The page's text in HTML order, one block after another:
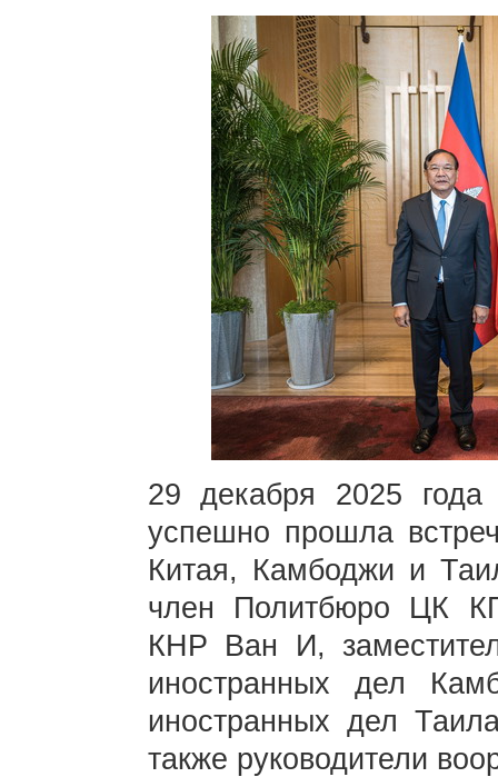
29 декабря 2025
успешно прошла
Китая, Камбоджи и
член Политбюро ЦК
КНР Ван И,
иностранных дел
иностранных дел
также руководители